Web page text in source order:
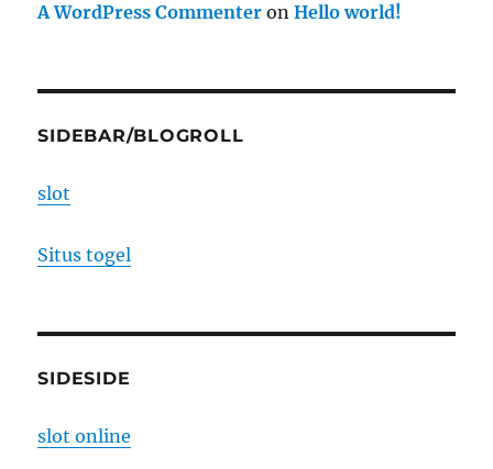
A WordPress Commenter onHello world!
SIDEBAR/BLOGROLL
slot
Situs togel
SIDESIDE
slot online